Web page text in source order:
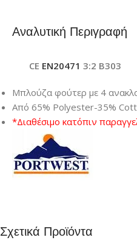
Αναλυτική Περιγραφή
CE ΕΝ20471 3:2 B303
Μπλούζα φούτερ με 4
Από 65% Polyester-35%
*Διαθέσιμο κατόπιν
Σχετικά Προϊόντα